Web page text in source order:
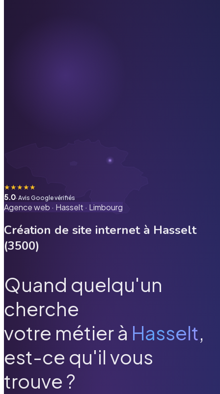
★★★★★
5.0· Avis Google vérifiés
Agence web · Hasselt · Limbourg
Création de site internet à Hasselt
(3500)
Quand quelqu'un
cherche
votre métier à Hasselt,
est-ce qu'il vous
trouve ?